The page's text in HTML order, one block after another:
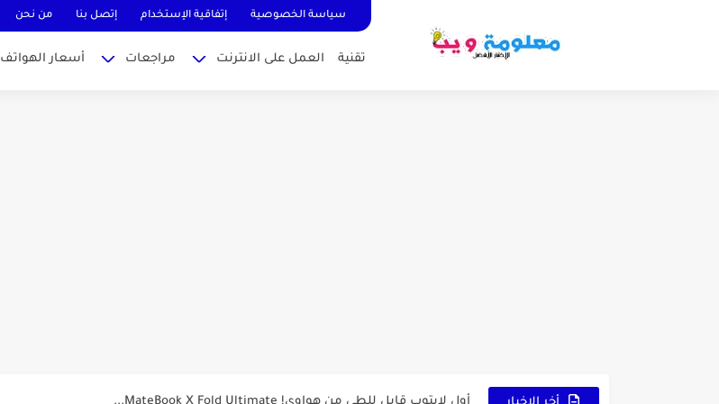
سياسة الخصوصية إتفاقية الإستخدام إتصل بنا من نحن
تقنية العمل على الانترنت مراجعات أسعار الهواتف